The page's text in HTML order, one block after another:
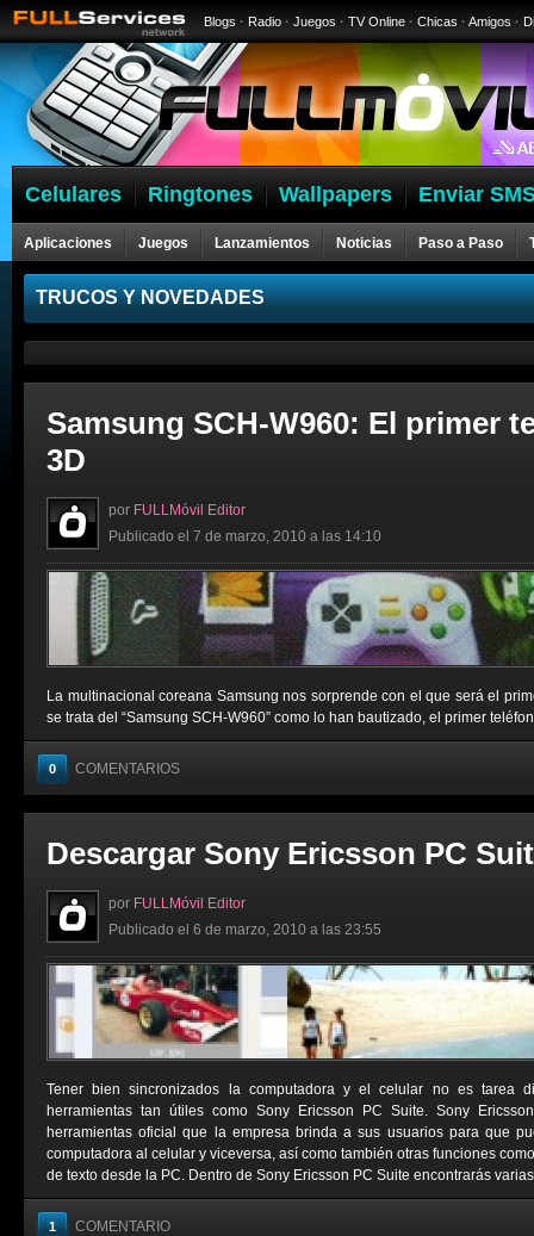
Blogs · Radio · Juegos · TV Online · Chicas · Amigos ·
Celulares Ringtones Wallpapers Enviar
Aplicaciones Juegos Lanzamientos Noticias Paso a Paso
Celulares
TRUCOS Y NOVEDADES
Samsung SCH-W960: El primer
3D
por FULLMóvil Editor
Publicado el 7 de marzo, 2010 a las 14:10
La multinacional coreana Samsung nos sorprende con el que será el
se trata del “Samsung SCH-W960” como lo han bautizado, el primer
0 COMENTARIOS
Descargar Sony Ericsson PC
por FULLMóvil Editor
Publicado el 6 de marzo, 2010 a las 23:55
Tener bien sincronizados la computadora y el celular no es tarea
herramientas tan útiles como Sony Ericsson PC Suite. Sony
herramientas oficial que la empresa brinda a sus usuarios para que
computadora al celular y viceversa, así como también otras funciones
de texto desde la PC. Dentro de Sony Ericsson PC Suite encontrarás
1 COMENTARIO